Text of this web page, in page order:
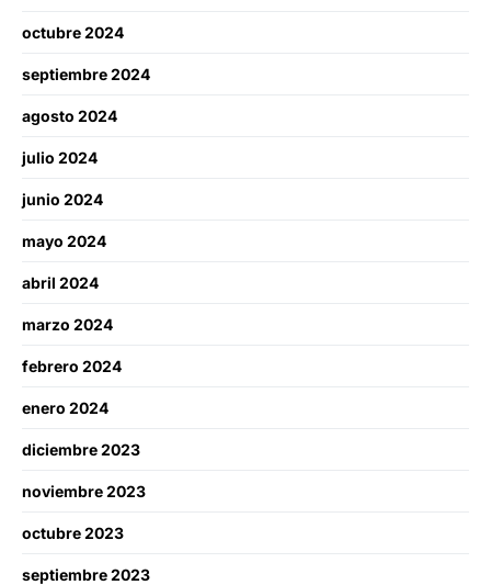
octubre 2024
septiembre 2024
agosto 2024
julio 2024
junio 2024
mayo 2024
abril 2024
marzo 2024
febrero 2024
enero 2024
diciembre 2023
noviembre 2023
octubre 2023
septiembre 2023